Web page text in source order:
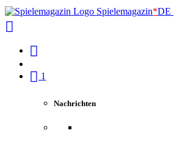
Spielemagazin*DE
1
Nachrichten